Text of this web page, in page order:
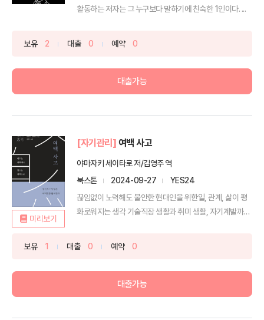
활동하는 저자는 그 누구보다 말하기에 친숙한 1인이다. ...
보유 2 대출 0 예약 0
대출가능
미리보기
[자기관리] 여백 사고
야마자키 세이타로 저/김영주 역
북스톤
2024-09-27
YES24
끊임없이 노력해도 불안한 현대인을 위한일, 관계, 삶이 평
화로워지는 생각 기술직장 생활과 취미 생활, 자기계발까지.
보유 1 대출 0 예약 0
대출가능